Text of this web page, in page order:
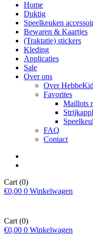
Home
Duktig
Speelkeuken
Bewaren & Kaartjes
(Traktatie) stickers
Kleding
Applicaties
Sale
Over ons
Over
Favorites
Maillots
FAQ
Contact
Cart (0)
€0,00 0 Winkelwagen
Cart (0)
€0,00 0 Winkelwagen